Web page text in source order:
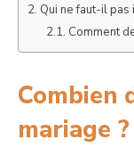
Qui ne faut-il pas
Comment
Combien
mariage ?